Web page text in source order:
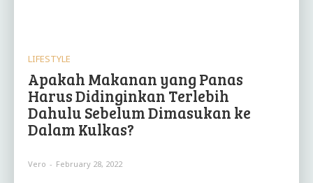
LIFESTYLE
Apakah Makanan yang Panas
Harus Didinginkan Terlebih
Dahulu Sebelum Dimasukan ke
Dalam Kulkas?
Vero - February 28, 2022